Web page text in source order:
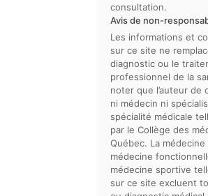
consultation.
Avis de non-
Les informations et
sur ce site ne
diagnostic ou le
professionnel de la
noter que l’auteur de
ni médecin ni
spécialité médicale
par le Collège des
Québec. La médecine
médecine
médecine sportive
sur ce site excluent